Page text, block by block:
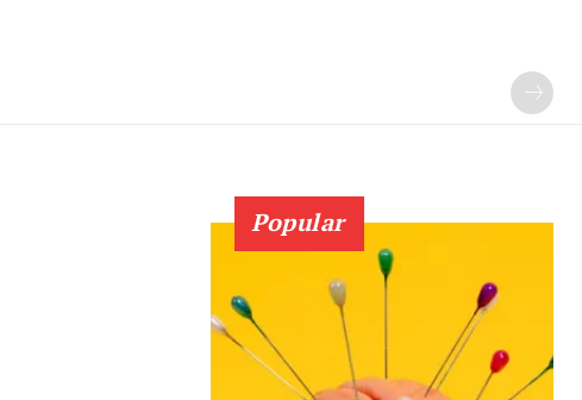
Popular